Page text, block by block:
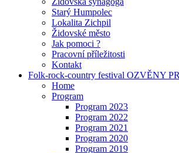
Starý Humpolec
Lokalita Zichpil
Židovské město
Jak pomoci ?
Pracovní příležitosti
Kontakt
Folk-rock-country festival OZVĚNY
Home
Program
Program 2023
Program 2022
Program 2021
Program 2020
Program 2019